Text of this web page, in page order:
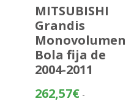
MITSUBISHI
Grandis
Monovolumen
Bola fija de
2004-2011
262,57€ -